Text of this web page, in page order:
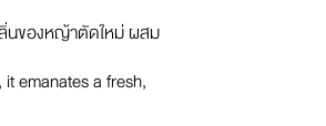
นของหญ้าตัดใหม่ ผสม
emanates a fresh,